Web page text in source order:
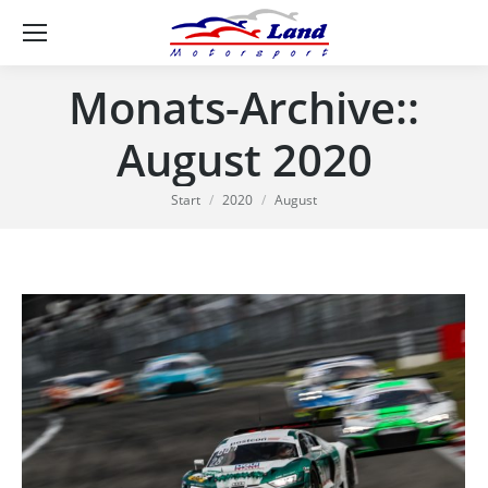
Monats-Archive::
August 2020
Sie befinden sich hier:
Start 2020 August